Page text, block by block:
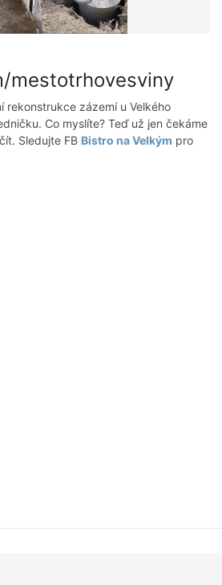
mestotrhovesviny
rekonstrukce zázemí u Velkého
Co myslíte? Teď už jen čekáme
Sledujte FB Bistro na Velkým pro